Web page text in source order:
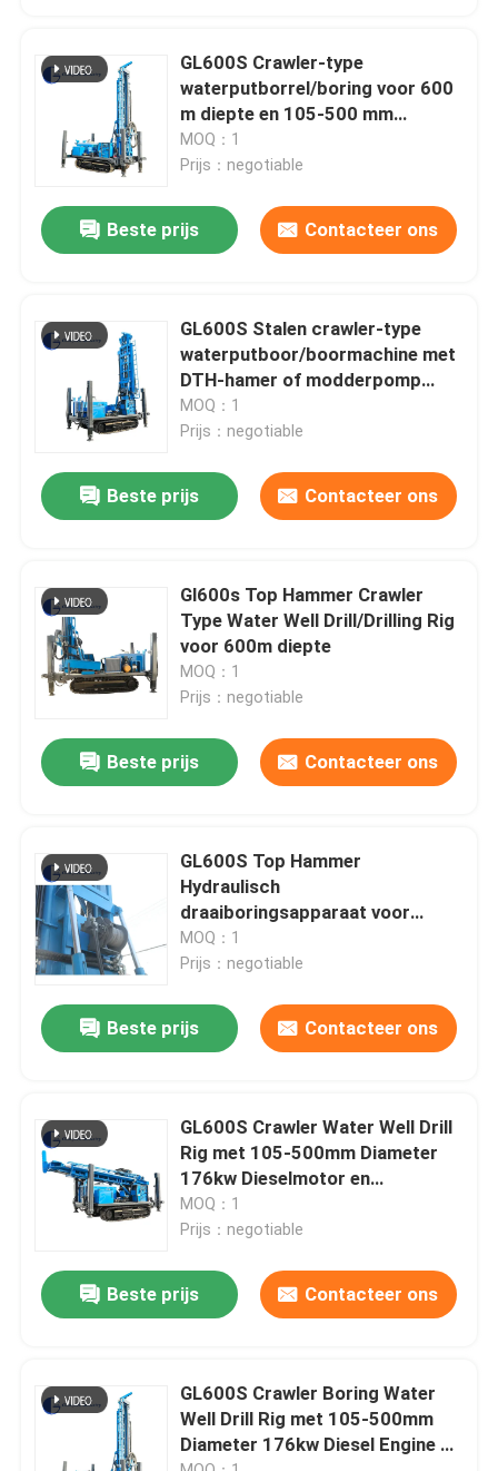
Producten
Ongeveer ons
Fabrieksreis
Nieuws
Verzoek om een Citaat
Boorinstallatiemachines
Boorinstallatie voor waterputten
GL600S Crawler-type
waterputborrel/boring voor 600
m diepte en 105-500 mm
diameter6 G
MOQ：1
Prijs：negotiable
Beste prijs Contacteer ons
GL600S Stalen crawler-type
waterputboor/boormachine met
DTH-hamer of modderpomp
voor het boren
MOQ：1
Prijs：negotiable
Beste prijs Contacteer ons
Gl600s Top Hammer Crawler
Type Water Well Drill/Drilling Rig
voor 600m diepte
MOQ：1
Prijs：negotiable
Beste prijs Contacteer ons
GL600S Top Hammer
Hydraulisch
draaiboringsapparaat voor
water- en geothermische putten
MOQ：1
Prijs：negotiable
Beste prijs Contacteer ons
GL600S Crawler Water Well Drill
Rig met 105-500mm Diameter
176kw Dieselmotor en
Hydraulische Rotary Drilling
MOQ：1
Prijs：negotiable
Beste prijs Contacteer ons
GL600S Crawler Boring Water
Well Drill Rig met 105-500mm
Diameter 176kw Diesel Engine en